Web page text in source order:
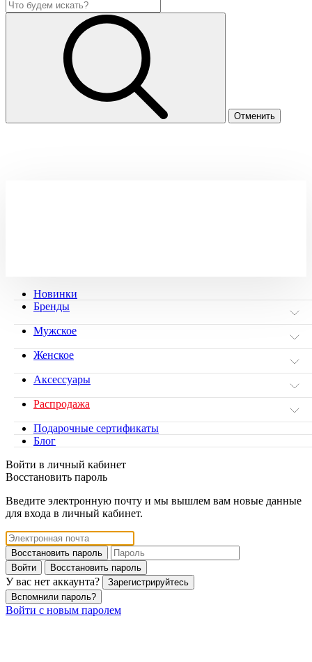
Новинки
Бренды
Мужское
Женское
Аксессуары
Распродажа
Подарочные сертификаты
Блог
Войти в личный кабинет
Восстановить пароль
Введите электронную почту и мы вышлем вам новые данные
для входа в личный кабинет.
Восстановить пароль
Войти
Восстановить пароль
У вас нет аккаунта?
Зарегистрируйтесь
Вспомнили пароль?
Войти с новым паролем